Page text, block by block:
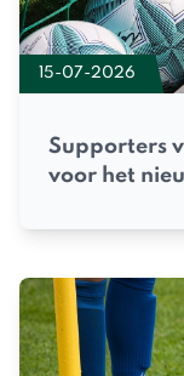
15-07-2026
Supporters
voor het